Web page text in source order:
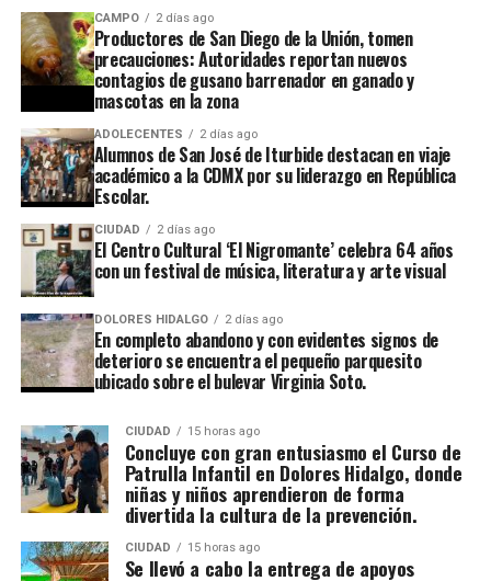
CAMPO 2 días ago
Productores de San Diego de la Unión, tomen
precauciones: Autoridades reportan nuevos
contagios de gusano barrenador en ganado y
mascotas en la zona
ADOLECENTES 2 días ago
Alumnos de San José de Iturbide destacan en viaje
académico a la CDMX por su liderazgo en República
Escolar.
CIUDAD 2 días ago
El Centro Cultural ‘El Nigromante’ celebra 64 años
con un festival de música, literatura y arte visual
DOLORES HIDALGO 2 días ago
En completo abandono y con evidentes signos de
deterioro se encuentra el pequeño parquesito
ubicado sobre el bulevar Virginia Soto.
CIUDAD 15 horas ago
Concluye con gran entusiasmo el Curso de
Patrulla Infantil en Dolores Hidalgo, donde
niñas y niños aprendieron de forma
divertida la cultura de la prevención.
CIUDAD 15 horas ago
Se llevó a cabo la entrega de apoyos